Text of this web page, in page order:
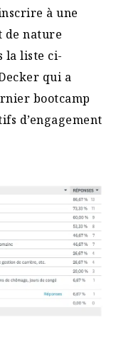
à une
de nature
la liste ci-
qui a
bootcamp
d’engagement